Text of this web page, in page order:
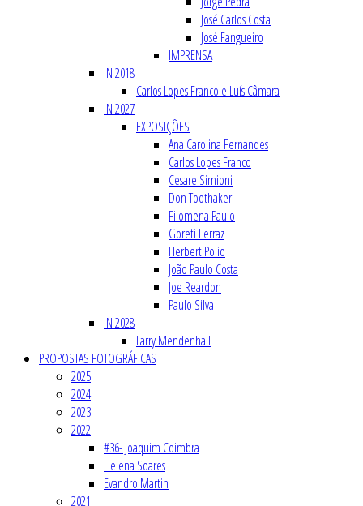
José Carlos Costa
José Fangueiro
IMPRENSA
iN 2018
Carlos Lopes Franco e Luís Câmara
iN 2027
EXPOSIÇÕES
Ana Carolina Fernandes
Carlos Lopes Franco
Cesare Simioni
Don Toothaker
Filomena Paulo
Goreti Ferraz
Herbert Polio
João Paulo Costa
Joe Reardon
Paulo Silva
iN 2028
Larry Mendenhall
PROPOSTAS FOTOGRÁFICAS
2025
2024
2023
2022
#36- Joaquim Coimbra
Helena Soares
Evandro Martin
2021